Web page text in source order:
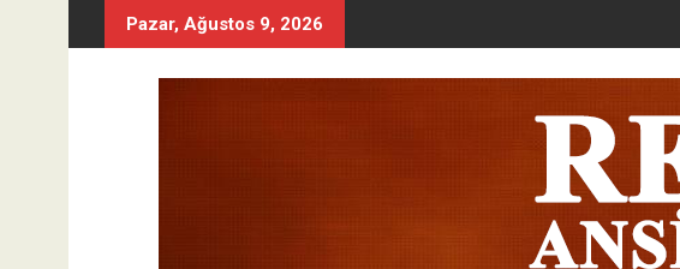
Pazar, Ağustos 9, 2026